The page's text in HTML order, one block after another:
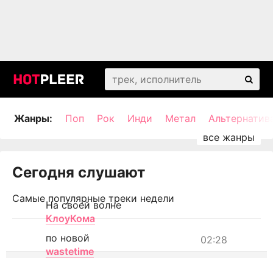
Жанры: Поп Рок Инди Метал
Сегодня слушают
Самые популярные треки недели
На своей волне
КлоуКома
02:28
по новой
wastetime